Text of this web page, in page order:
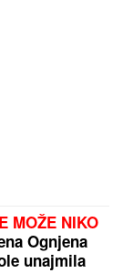
MOŽE NIKO
Ognjena
unajmila